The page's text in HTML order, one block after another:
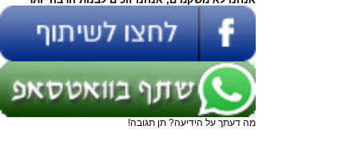
מה דעתך על הידיעה? תן תגובה!